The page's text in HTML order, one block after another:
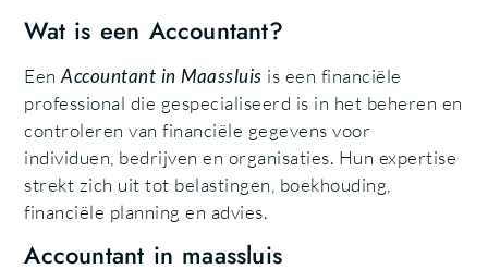
Wat is een Accountant?
EenAccountant in Maassluis is een financiële
professional die gespecialiseerd is in het beheren en
controleren van financiële gegevens voor
individuen, bedrijven en organisaties. Hun expertise
strekt zich uit tot belastingen, boekhouding,
financiële planning en advies.
Accountant in maassluis